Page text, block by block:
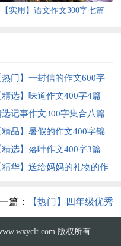
【实用】语文作文300字七篇
热门】一封信的作文600字
精选】味道作文400字4篇
选记事作文300字集合八篇
精品】暑假的作文400字锦
篇精选】落叶作文400字3篇
精华】送给妈妈的礼物的作
篇：
【热门】四年级优秀
版权所有